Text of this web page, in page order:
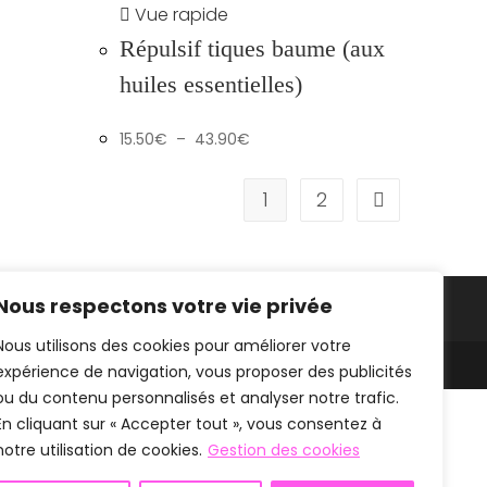
respectons votre vie privée
utilisons des cookies pour améliorer votre
de navigation, vous proposer des publicités
du contenu personnalisés et analyser notre trafic.
cliquant sur « Accepter tout », vous consentez à
utilisation de cookies. Gestion des cookies
Vue rapide
Répulsif tiques baume (aux
huiles essentielles)
15.50€ – 43.90€
43.90€
1 2
Mentions légales CGV